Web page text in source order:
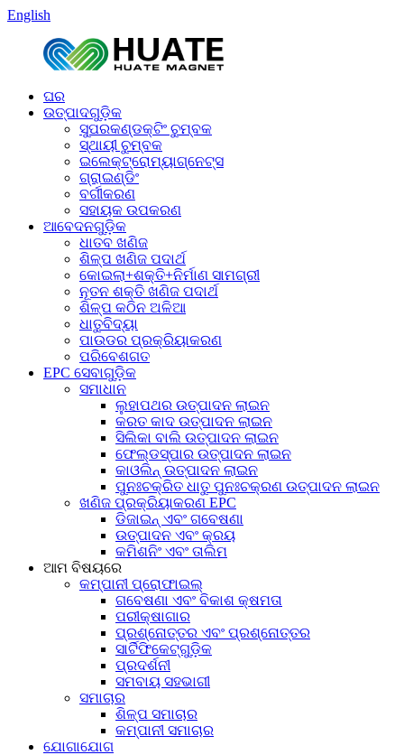
English
ଘର
ଉତ୍ପାଦଗୁଡ଼ିକ
ସୁପରକଣ୍ଡକ୍ଟିଂ ଚୁମ୍ବକ
ସ୍ଥାୟୀ ଚୁମ୍ବକ
ଇଲେକ୍ଟ୍ରୋମ୍ୟାଗ୍ନେଟ୍ସ
ଗ୍ରାଇଣ୍ଡିଂ
ବର୍ଗୀକରଣ
ସହାୟକ ଉପକରଣ
ଆବେଦନଗୁଡ଼ିକ
ଧାତବ ଖଣିଜ
ଶିଳ୍ପ ଖଣିଜ ପଦାର୍ଥ
କୋଇଲା+ଶକ୍ତି+ନିର୍ମାଣ ସାମଗ୍ରୀ
ନୂତନ ଶକ୍ତି ଖଣିଜ ପଦାର୍ଥ
ଶିଳ୍ପ କଠିନ ଅଳିଆ
ଧାତୁବିଦ୍ୟା
ପାଉଡର ପ୍ରକ୍ରିୟାକରଣ
ପରିବେଶଗତ
EPC ସେବାଗୁଡ଼ିକ
ସମାଧାନ
ଲୁହାପଥର ଉତ୍ପାଦନ ଲାଇନ
କରତ କାଦ ଉତ୍ପାଦନ ଲାଇନ
ସିଲିକା ବାଲି ଉତ୍ପାଦନ ଲାଇନ
ଫେଲ୍ଡସ୍ପାର ଉତ୍ପାଦନ ଲାଇନ
କାଓଲିନ୍ ଉତ୍ପାଦନ ଲାଇନ
ପୁନଃଚକ୍ରିତ ଧାତୁ ପୁନଃଚକ୍ରଣ ଉତ୍ପାଦନ ଲାଇନ
ଖଣିଜ ପ୍ରକ୍ରିୟାକରଣ EPC
ଡିଜାଇନ୍ ଏବଂ ଗବେଷଣା
ଉତ୍ପାଦନ ଏବଂ କ୍ରୟ
କମିଶନିଂ ଏବଂ ତାଲିମ
ଆମ ବିଷୟରେ
କମ୍ପାନୀ ପ୍ରୋଫାଇଲ୍
ଗବେଷଣା ଏବଂ ବିକାଶ କ୍ଷମତା
ପରୀକ୍ଷାଗାର
ପ୍ରଶ୍ନୋତ୍ତର ଏବଂ ପ୍ରଶ୍ନୋତ୍ତର
ସାର୍ଟିଫିକେଟ୍‌ଗୁଡ଼ିକ
ପ୍ରଦର୍ଶନୀ
ସମବାୟ ସହଭାଗୀ
ସମାଚାର
ଶିଳ୍ପ ସମାଚାର
କମ୍ପାନୀ ସମାଚାର
ଯୋଗାଯୋଗ